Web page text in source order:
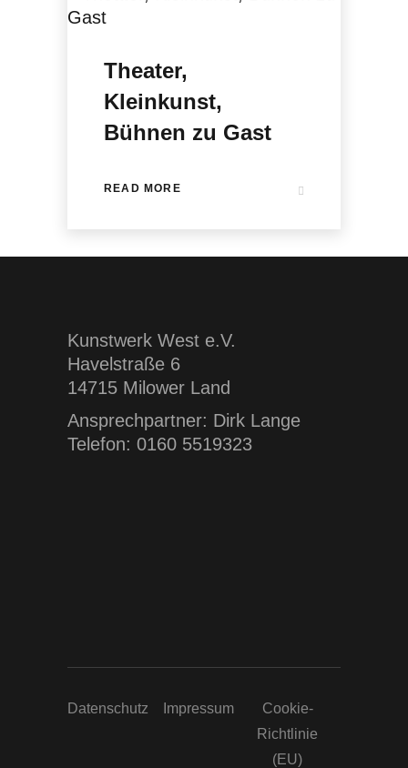
Theater,
Kleinkunst,
Bühnen zu Gast
READ MORE
Kunstwerk West e.V.
Havelstraße 6
14715 Milower Land
Ansprechpartner: Dirk Lange
Telefon: 0160 5519323
Datenschutz Impressum
Cookie-
Richtlinie
(EU)